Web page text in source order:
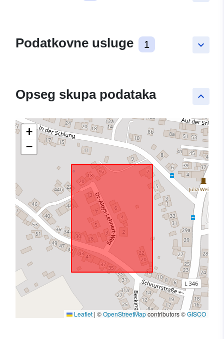
keyboard_arrow_down
Podatkovne usluge 1
keyboard_arrow_up
Opseg skupa podataka
+
−
Leaflet | ©OpenStreetMapcontributors ©GISCO